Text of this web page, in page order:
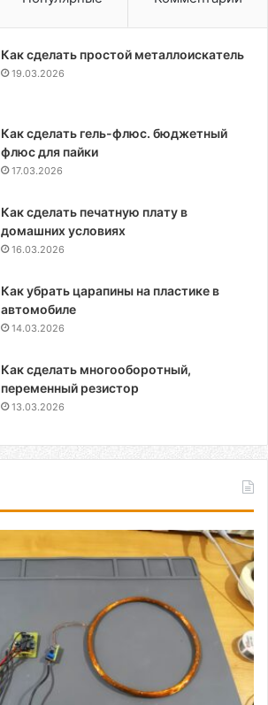
Как сделать простой металлоискатель
19.03.2026
Как сделать гель-флюс. бюджетный
флюс для пайки
17.03.2026
Как сделать печатную плату в
домашних условиях
16.03.2026
Как убрать царапины на пластике в
автомобиле
14.03.2026
Как сделать многооборотный,
переменный резистор
13.03.2026